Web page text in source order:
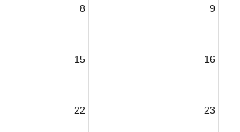
8 9
15 16
22 23